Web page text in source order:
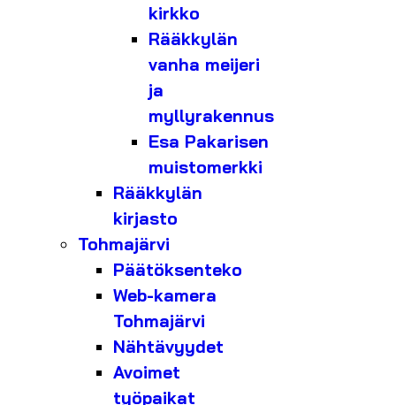
kirkko
Rääkkylän
vanha meijeri
ja
myllyrakennus
Esa Pakarisen
muistomerkki
Rääkkylän
kirjasto
Tohmajärvi
Päätöksenteko
Web-kamera
Tohmajärvi
Nähtävyydet
Avoimet
työpaikat